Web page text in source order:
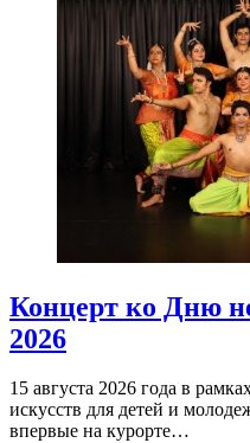
Концерт ко Дню
2026
15 августа 2026 года в
искусств для детей и
впервые на курорте…